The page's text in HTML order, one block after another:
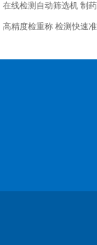
在线检测自动筛选机 制
高精度检重称 检测快速